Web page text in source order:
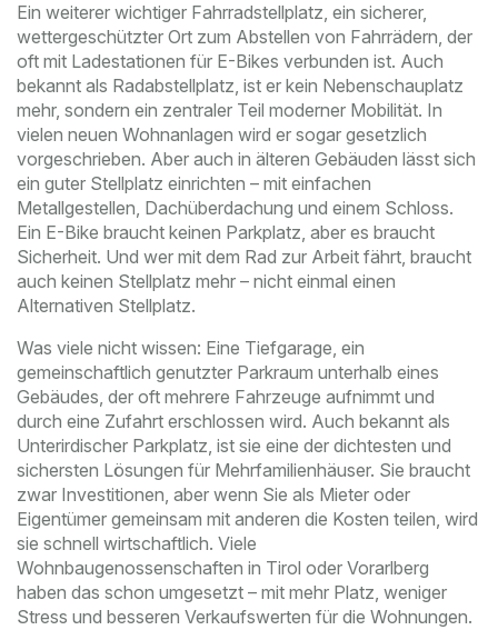
Ein weiterer wichtiger Fahrradstellplatz, ein sicherer,
wettergeschützter Ort zum Abstellen von Fahrrädern, der
oft mit Ladestationen für E-Bikes verbunden ist. Auch
bekannt als Radabstellplatz, ist er kein Nebenschauplatz
mehr, sondern ein zentraler Teil moderner Mobilität. In
vielen neuen Wohnanlagen wird er sogar gesetzlich
vorgeschrieben. Aber auch in älteren Gebäuden lässt sich
ein guter Stellplatz einrichten – mit einfachen
Metallgestellen, Dachüberdachung und einem Schloss.
Ein E-Bike braucht keinen Parkplatz, aber es braucht
Sicherheit. Und wer mit dem Rad zur Arbeit fährt, braucht
auch keinen Stellplatz mehr – nicht einmal einen
Alternativen Stellplatz.
Was viele nicht wissen: Eine Tiefgarage, ein
gemeinschaftlich genutzter Parkraum unterhalb eines
Gebäudes, der oft mehrere Fahrzeuge aufnimmt und
durch eine Zufahrt erschlossen wird. Auch bekannt als
Unterirdischer Parkplatz, ist sie eine der dichtesten und
sichersten Lösungen für Mehrfamilienhäuser. Sie braucht
zwar Investitionen, aber wenn Sie als Mieter oder
Eigentümer gemeinsam mit anderen die Kosten teilen, wird
sie schnell wirtschaftlich. Viele
Wohnbaugenossenschaften in Tirol oder Vorarlberg
haben das schon umgesetzt – mit mehr Platz, weniger
Stress und besseren Verkaufswerten für die Wohnungen.